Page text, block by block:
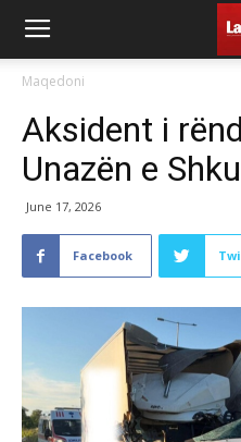
Maqedoni
Aksident i
Unazën e
June 17, 2026
Facebook